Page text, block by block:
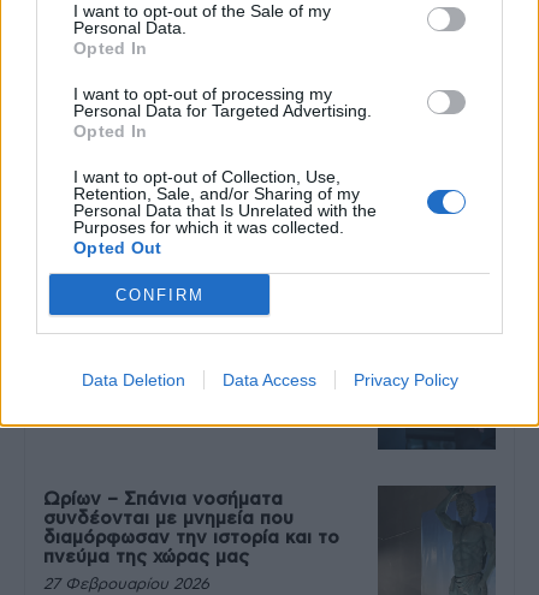
I want to opt-out of the Sale of my
Personal Data.
Opted In
I want to opt-out of processing my
Personal Data for Targeted Advertising.
Opted In
I want to opt-out of Collection, Use,
Retention, Sale, and/or Sharing of my
Personal Data that Is Unrelated with the
Purposes for which it was collected.
Opted Out
CONFIRM
Data Deletion Data Access Privacy Policy
9 πράγματα που δεν πρέπει να
λέτε σε έναν επισκέπτη
27 Φεβρουαρίου 2026
Πάνω από 100 μωρά έχουν
γεννηθεί μέσω εξωσωματικής, με
την υποστήριξη της Be-Live
27 Φεβρουαρίου 2026
πάντα μετά την άσκηση
Ωρίων – Σπάνια νοσήματα
συνδέονται με μνημεία που
διαμόρφωσαν την ιστορία και το
πνεύμα της χώρας μας
27 Φεβρουαρίου 2026